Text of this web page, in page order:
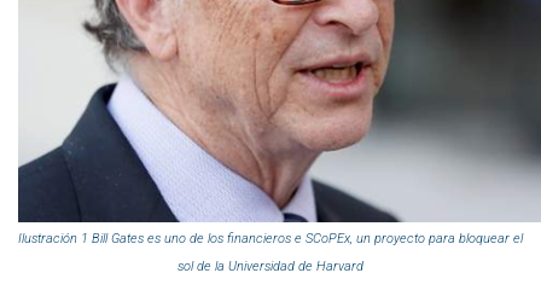
Ilustración 1 Bill Gates es uno de los financieros e SCoPEx, un proyecto para bloquear el
sol de la Universidad de Harvard